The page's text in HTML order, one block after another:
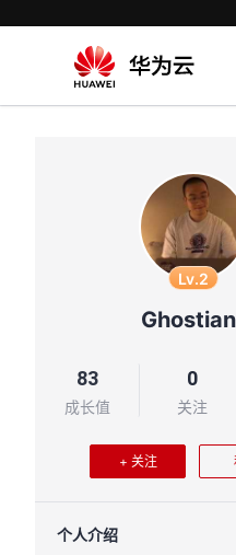
Lv.2
Ghostian
83
成长值
0
关注
+ 关注
个人介绍